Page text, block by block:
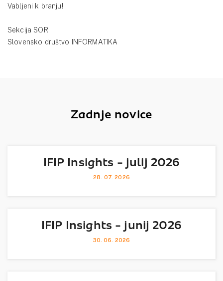
Vabljeni k branju!
Sekcija SOR
Slovensko društvo INFORMATIKA
Zadnje novice
IFIP Insights - julij 2026
28. 07. 2026
IFIP Insights - junij 2026
30. 06. 2026